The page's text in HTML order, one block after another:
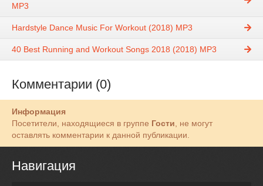
MP3
Hardstyle Dance Music For Workout (2018) MP3
40 Best Running and Workout Songs 2018 (2018) MP3
Комментарии (0)
Информация
Посетители, находящиеся в группе Гости, не могут
оставлять комментарии к данной публикации.
Навигация